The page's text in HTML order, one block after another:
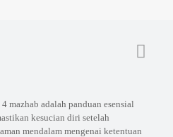
mazhab adalah panduan esensial
kesucian diri setelah
mendalam mengenai ketentuan